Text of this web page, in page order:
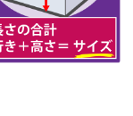
月)
火)
)